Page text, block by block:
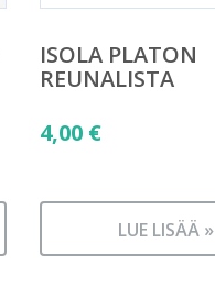
ISOLA PLATON
REUNALISTA
4,00 €
LUE LISÄÄ »